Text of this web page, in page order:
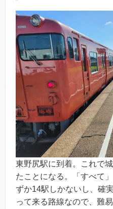
東野尻駅に到着。これで
たことになる。「すべて
ずか14駅しかないし、確
って来る路線なので、難